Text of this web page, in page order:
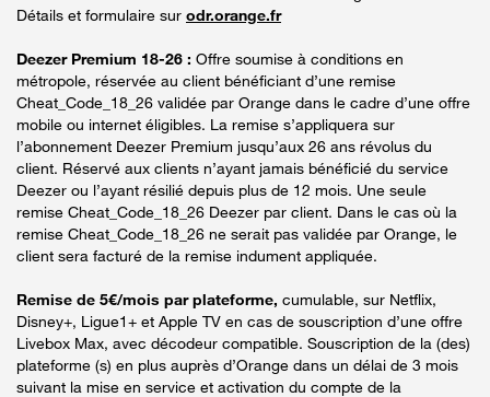
Détails et formulaire sur odr.orange.fr
Deezer Premium 18-26 : Offre soumise à conditions en
métropole, réservée au client bénéficiant d’une remise
Cheat_Code_18_26 validée par Orange dans le cadre d’une offre
mobile ou internet éligibles. La remise s’appliquera sur
l’abonnement Deezer Premium jusqu’aux 26 ans révolus du
client. Réservé aux clients n’ayant jamais bénéficié du service
Deezer ou l’ayant résilié depuis plus de 12 mois. Une seule
remise Cheat_Code_18_26 Deezer par client. Dans le cas où la
remise Cheat_Code_18_26 ne serait pas validée par Orange, le
client sera facturé de la remise indument appliquée.
Remise de 5€/mois par plateforme, cumulable, sur Netflix,
Disney+, Ligue1+ et Apple TV en cas de souscription d’une offre
Livebox Max, avec décodeur compatible. Souscription de la (des)
plateforme (s) en plus auprès d’Orange dans un délai de 3 mois
suivant la mise en service et activation du compte de la